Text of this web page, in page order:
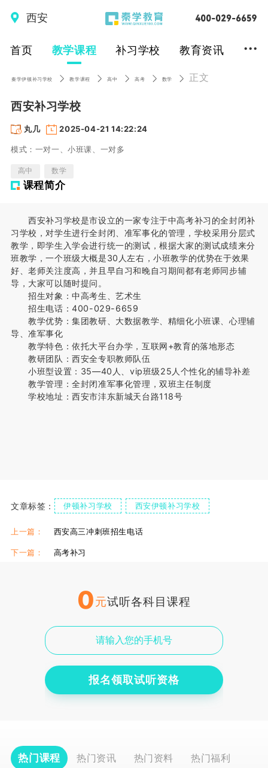
西安
首页 教学课程 补习学校 教育资讯 ...
秦学伊顿补习学校 教学课程 高中 高考 数学 正文
西安补习学校
丸几 2025-04-21 14:22:24
模式：一对一、小班课、一对多
高中 数学
课程简介
西安补习学校是市设立的一家专注于中高考补习的全封闭补
习学校，对学生进行全封闭、准军事化的管理，学校采用分层式
教学，即学生入学会进行统一的测试，根据大家的测试成绩来分
班教学，一个班级大概是30人左右，小班教学的优势在于效果
好、老师关注度高，并且早自习和晚自习期间都有老师同步辅
导，大家可以随时提问。
招生对象：中高考生、艺术生
招生电话：400-029-6659
教学优势：集团教研、大数据教学、精细化小班课、心理辅
导、准军事化
教学特色：依托大平台办学，互联网+教育的落地形态
教研团队：西安全专职教师队伍
小班型设置：35—40人、vip班级25人个性化的辅导补差
教学管理：全封闭准军事化管理，双班主任制度
学校地址：西安市沣东新城天台路118号
文章标签： 伊顿补习学校 西安伊顿补习学校
西安伊顿
上一篇： 西安高三冲刺班招生电话
下一篇： 高考补习
0元试听各科目课程
报名领取试听资格
热门课程 热门资讯 热门资料 热门福利